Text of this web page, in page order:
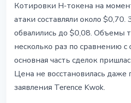
Котировки H-токена на
атаки составляли около $0,70.
обвалились до $0,08. Объемы
несколько раз по сравнению
основная часть сделок
Цена не восстановилась даже
заявления Terence Kwok.